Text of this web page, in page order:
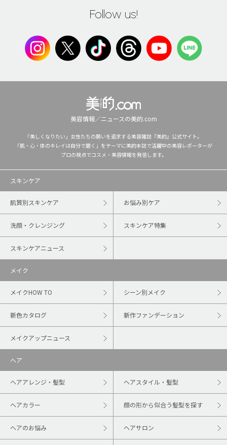
Follow us!
美容情報／ニュースの美的.com
「美しくなりたい」女性たちの願いを追求する美容雑誌『美的』公式サイト。
「肌・心・体のキレイは自分で磨く」をテーマに美的本誌で活躍中の美容レポーターが
プロの視点でコスメ・美容情報を発信します。
スキンケア
肌質別スキンケア お悩み別ケア
洗顔・クレンジング スキンケア特集
スキンケアニュース
メイク
メイクHOW TO シーン別メイク
新色カタログ 新作ファンデーション
メイクアップニュース
ヘア
ヘアアレンジ・髪型 ヘアスタイル・髪型
ヘアカラー 顔の形から似合う髪型を探す
ヘアのお悩み ヘアサロン